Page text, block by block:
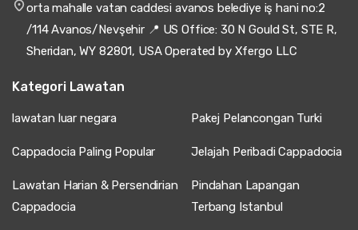
orta mahalle vatan caddesi avanos belediye iş hani no:2
/114 Avanos/Nevşehir 📍 US Office: 30 N Gould St, STE R,
Sheridan, WY 82801, USA Operated by Xfergo LLC
Kategori Lawatan
lawatan luar negara Pakej Pelancongan Turki
Cappadocia Paling Popular Jelajah Peribadi Cappadocia
Lawatan Harian & Persendirian
Cappadocia
Pindahan Lapangan
Terbang Istanbul